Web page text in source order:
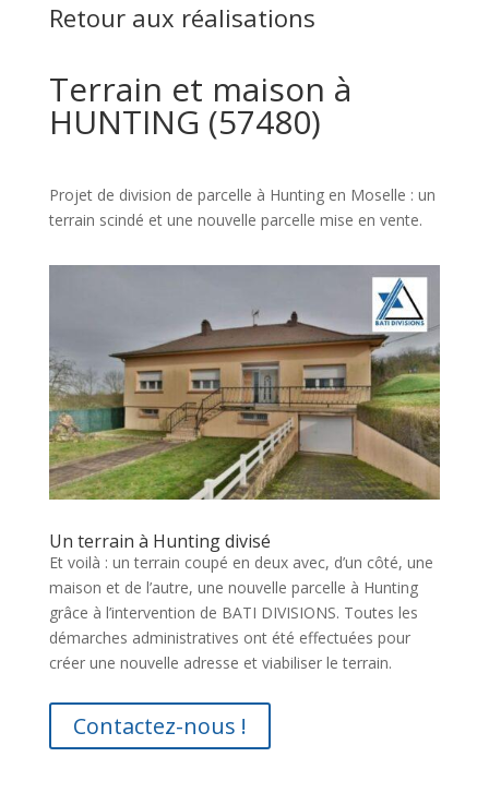
Retour aux réalisations
Terrain et maison à
HUNTING (57480)
Projet de division de parcelle à Hunting en Moselle : un
terrain scindé et une nouvelle parcelle mise en vente.
Un terrain à Hunting divisé
Et voilà : un terrain coupé en deux avec, d’un côté, une
maison et de l’autre, une nouvelle parcelle à Hunting
grâce à l’intervention de BATI DIVISIONS. Toutes les
démarches administratives ont été effectuées pour
créer une nouvelle adresse et viabiliser le terrain.
Contactez-nous !